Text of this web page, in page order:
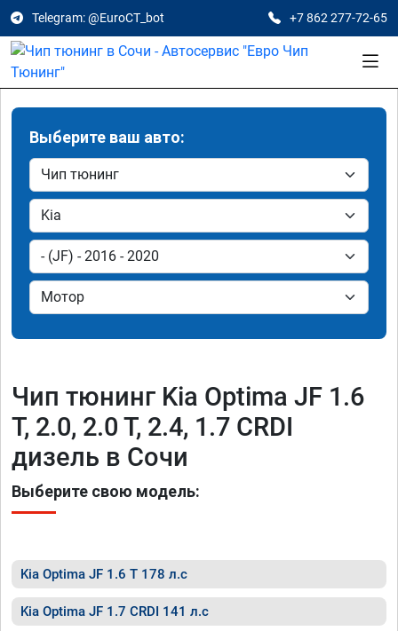
Telegram: @EuroCT_bot +7 862 277-72-65
Выберите ваш авто:
Чип тюнинг Kia Optima JF 1.6
T, 2.0, 2.0 T, 2.4, 1.7 CRDI
дизель в Сочи
Выберите свою модель:
Kia Optima JF 1.6 T 178 л.с
Kia Optima JF 1.7 CRDI 141 л.с